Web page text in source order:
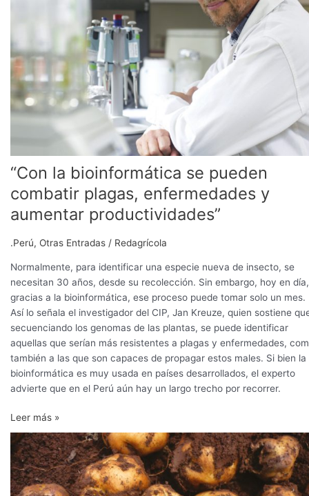
“Con la bioinformática se pueden
combatir plagas, enfermedades y
aumentar productividades”
.Perú, Otras Entradas / Redagrícola
Normalmente, para identificar una especie nueva de insecto, se
necesitan 30 años, desde su recolección. Sin embargo, hoy en día,
gracias a la bioinformática, ese proceso puede tomar solo un mes.
Así lo señala el investigador del CIP, Jan Kreuze, quien sostiene
secuenciando los genomas de las plantas, se puede identificar
aquellas que serían más resistentes a plagas y enfermedades,
también a las que son capaces de propagar estos males. Si bien la
bioinformática es muy usada en países desarrollados, el experto
advierte que en el Perú aún hay un largo trecho por recorrer.
enfermedades
y
aumentar
productividades”
Leer más »
Nuevos
caminos
para
la